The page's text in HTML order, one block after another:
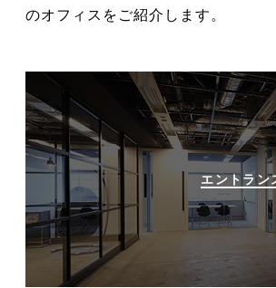
のオフィスをご紹介します。
エントラン